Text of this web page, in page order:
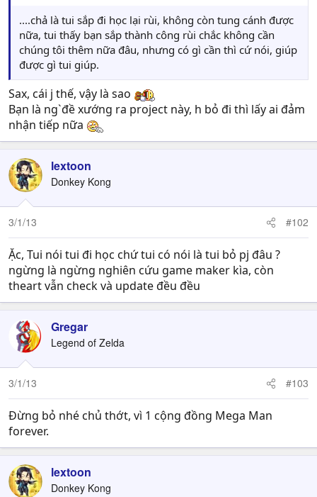
....chả là tui sắp đi học lại rùi, không còn tung cánh được
nữa, tui thấy bạn sắp thành công rùi chắc không cần
chúng tôi thêm nữa đâu, nhưng có gì cần thì cứ nói, giúp
được gì tui giúp.
Sax, cái j thế, vậy là sao
Bạn là ng`đề xướng ra project này, h bỏ đi thì lấy ai đảm
nhận tiếp nữa
lextoon
Donkey Kong
3/1/13 #102
Ặc, Tui nói tui đi học chứ tui có nói là tui bỏ pj đâu ?
ngừng là ngừng nghiên cứu game maker kìa, còn
theart vẫn check và update đều đều
Gregar
Legend of Zelda
3/1/13 #103
Đừng bỏ nhé chủ thớt, vì 1 cộng đồng Mega Man
forever.
lextoon
Donkey Kong